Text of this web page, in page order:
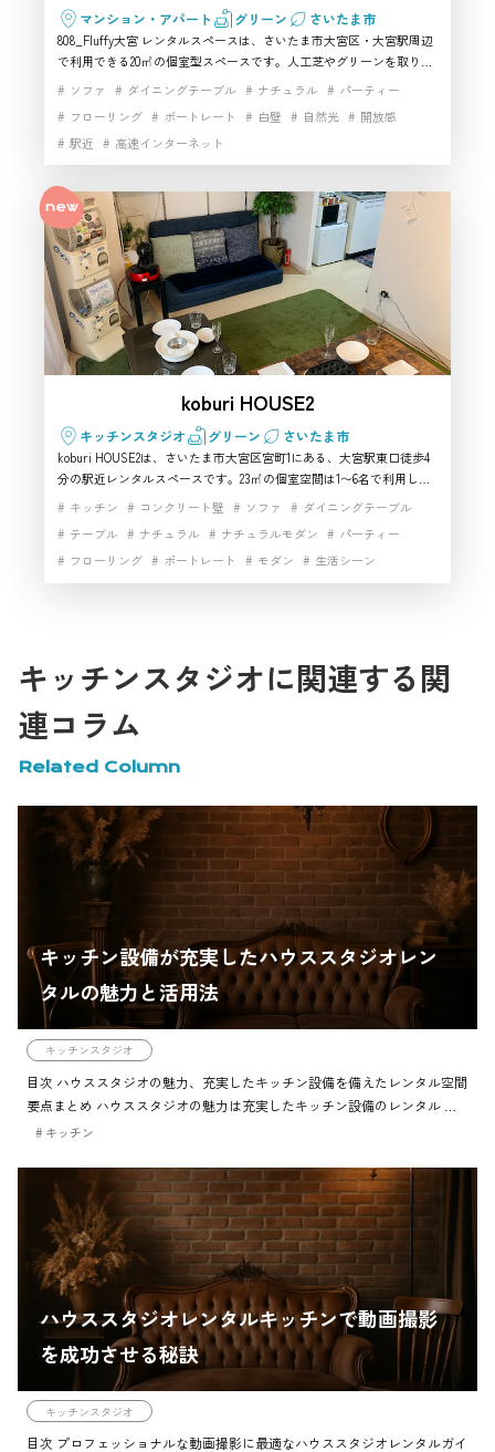
マンション・アパート グリーン さいたま市
808_Fluffy大宮 レンタルスペースは、さいたま市大宮区・大宮駅周辺
で利用できる20㎡の個室型スペースです。人工芝やグリーンを取り入
れた室内は、屋外風・ピクニック風の撮影シーンを作りやすく、さい
レビ、Blu-ray/DVDプレーヤー、Bluetoothスピーカーなども揃い、少
人数の撮影スタジオ利用やYouTube撮影、商品撮影、SNS用撮影にも
活用しやすい空間です。
ソファ ダイニングテーブル ナチュラル
パーティー
フローリング
ポートレート 白壁 自然光
開放感
駅近
高速インターネット
koburi HOUSE2
キッチンスタジオ グリーン さいたま市
koburi HOUSE2は、さいたま市大宮区宮町1にある、大宮駅東口徒歩4
分の駅近レンタルスペースです。23㎡の個室空間は1〜6名で利用しや
すく、カフェ風・ナチュラル・アンティーク調の雰囲気を活かしたハ
YouTube撮影、コスプレ撮影、ライブ配信などの撮影スタジオ利用に
も対応。さいたま市で少人数向けのハウススタジオや撮影スタジオを
探す方におすすめです。
キッチン コンクリート壁 ソファ
ダイニングテーブル
テーブル
ナチュラル ナチュラルモダン
パーティー
フローリング
ポートレート モダン
生活シーン
白基調インテリア
白壁 自然光 開放感
駅近
キッチンスタジオに関連する関
連コラム
Related Column
キッチン設備が充実したハウススタジオレン
タルの魅力と活用法
キッチンスタジオ
目次 ハウススタジオの魅力、充実したキッチン設備を備えたレンタル空間
要点まとめ ハウススタジオの魅力は充実したキッチン設備のレンタル チ
ェックポイント ハウススタジオの特徴と利点、レンタル可能な設備やキッ
キッチン
ハウススタジオレンタルキッチンで動画撮影
を成功させる秘訣
キッチンスタジオ
目次 プロフェッショナルな動画撮影に最適なハウススタジオレンタルガイ